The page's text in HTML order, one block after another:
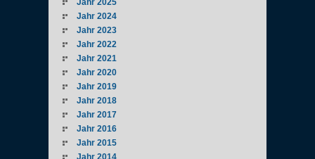
Jahr 2025
Jahr 2024
Jahr 2023
Jahr 2022
Jahr 2021
Jahr 2020
Jahr 2019
Jahr 2018
Jahr 2017
Jahr 2016
Jahr 2015
Jahr 2014